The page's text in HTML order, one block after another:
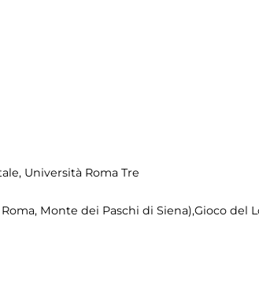
Università Roma Tre
Monte dei Paschi di Siena),Gioco del